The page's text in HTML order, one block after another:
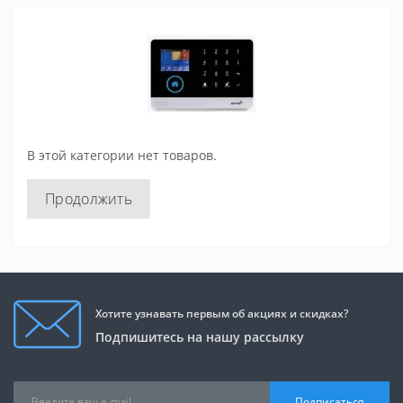
В этой категории нет товаров.
Продолжить
Хотите узнавать первым об акциях и скидках?
Подпишитесь на нашу рассылку